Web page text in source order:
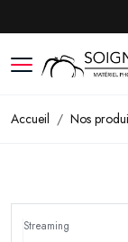
Accueil Nos
Streaming